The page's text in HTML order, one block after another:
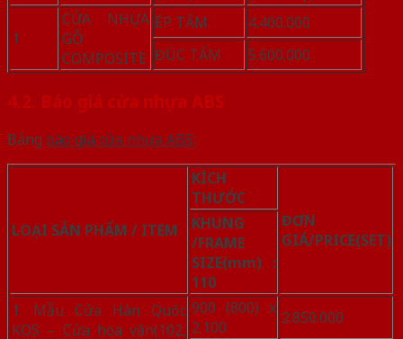
1
CỬA NHỰA
GỖ
COMPOSITE
ÉP TẤM
4.400.000
ĐÚC TẤM
5.600.000
4.2. Báo giá cửa nhựa ABS
Bảng báo giá cửa nhựa ABS:
LOẠI SẢN PHẨM / ITEM
KÍCH
THƯỚC
ĐƠN
GIÁ/PRICE(SET)
KHUNG
/FRAME
SIZE(mm) :
110
1. Mẫu Cửa Hàn Quốc
KOS – Cửa hoa văn(102,
900 (800) x
2.100
2.850.000